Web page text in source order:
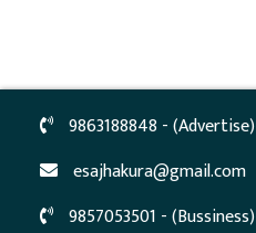
9863188848 - (Advertise)
esajhakura@gmail.com
9857053501 - (Bussiness)